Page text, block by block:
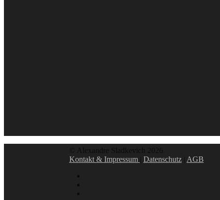
Kontakt & Impressum
Datenschutz| AGB